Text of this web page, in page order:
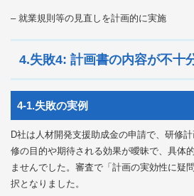
– 就業規則等の見直しを計画的に実施
4.失敗4: 計画書の内容が不十
4-1.失敗の実例
D社は人材開発支援助成金の申請で、研修
修の目的や期待される効果が曖昧で、具体
ませんでした。審査で「計画の実効性に疑
択となりました。